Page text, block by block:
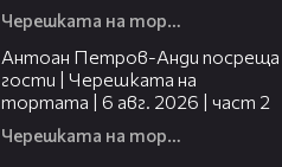
Черешката на тортата
Антоан Петров-Анди посреща
гости | Черешката на
тортата | 6 авг. 2026 | част 2
Черешката на тортата